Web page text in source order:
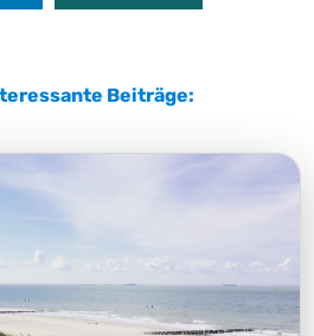
Beiträge: